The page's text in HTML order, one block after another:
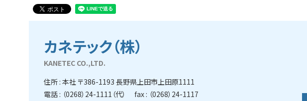
カネテック（株）
KANETEC CO.,LTD.
住所 : 本社 〒386-1193 長野県上田市上田原1111
電話 : （0268）24-1111（代） fax : （0268）24-1117